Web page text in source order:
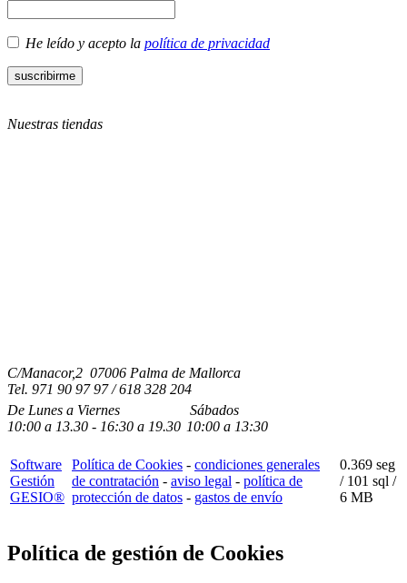
He leído y acepto la política de privacidad
Nuestras tiendas
C/Manacor,2 07006 Palma de Mallorca
Tel. 971 90 97 97 / 618 328 204
De Lunes a Viernes
10:00 a 13.30 - 16:30 a 19.30
Sábados
10:00 a 13:30
Software
Gestión
GESIO®
Política de Cookies - condiciones generales
de contratación - aviso legal - política de
protección de datos - gastos de envío
0.369 seg
/ 101 sql /
6 MB
Política de gestión de Cookies